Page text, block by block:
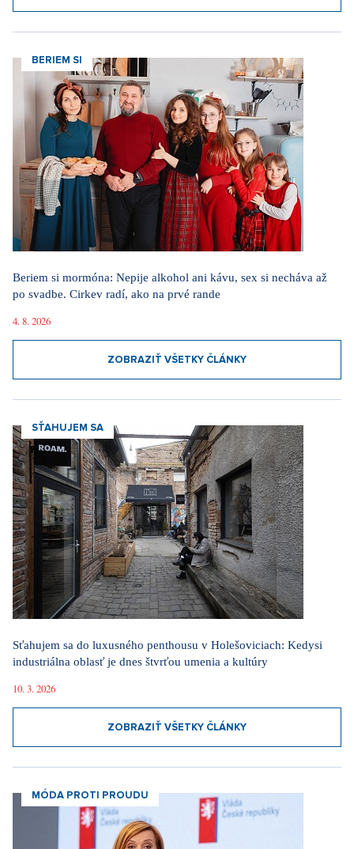
BERIEM SI
Beriem si mormóna: Nepije alkohol ani kávu, sex si necháva až
po svadbe. Cirkev radí, ako na prvé rande
4. 8. 2026
ZOBRAZIŤ VŠETKY ČLÁNKY
SŤAHUJEM SA
Sťahujem sa do luxusného penthousu v Holešoviciach: Kedysi
industriálna oblasť je dnes štvrťou umenia a kultúry
10. 3. 2026
ZOBRAZIŤ VŠETKY ČLÁNKY
MÓDA PROTI PROUDU